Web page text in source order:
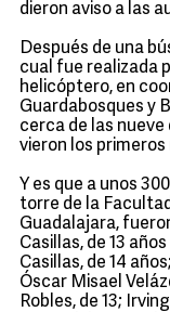
dieron aviso a las
Después de una
cual fue realizada
helicóptero, en
Guardabosques y
cerca de las nueve
vieron los
Y es que a unos
torre de la
Guadalajara,
Casillas, de 13
Casillas, de 14
Óscar Misael
Robles, de 13;